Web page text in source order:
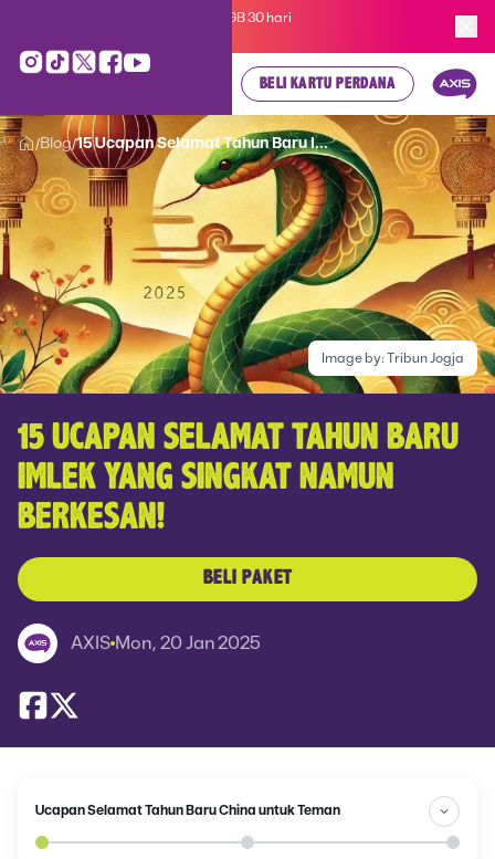
Kartu Perdana AXIS Suka-Suka 3GB 30 hari
BELI KARTU PERDANA
/Blog/15 Ucapan Selamat Tahun Baru I...
Image by:Tribun Jogja
15 UCAPAN SELAMAT TAHUN BARU
IMLEK YANG SINGKAT NAMUN
BERKESAN!
BELI PAKET
AXIS Mon, 20 Jan 2025
Ucapan Selamat Tahun Baru China untuk Teman